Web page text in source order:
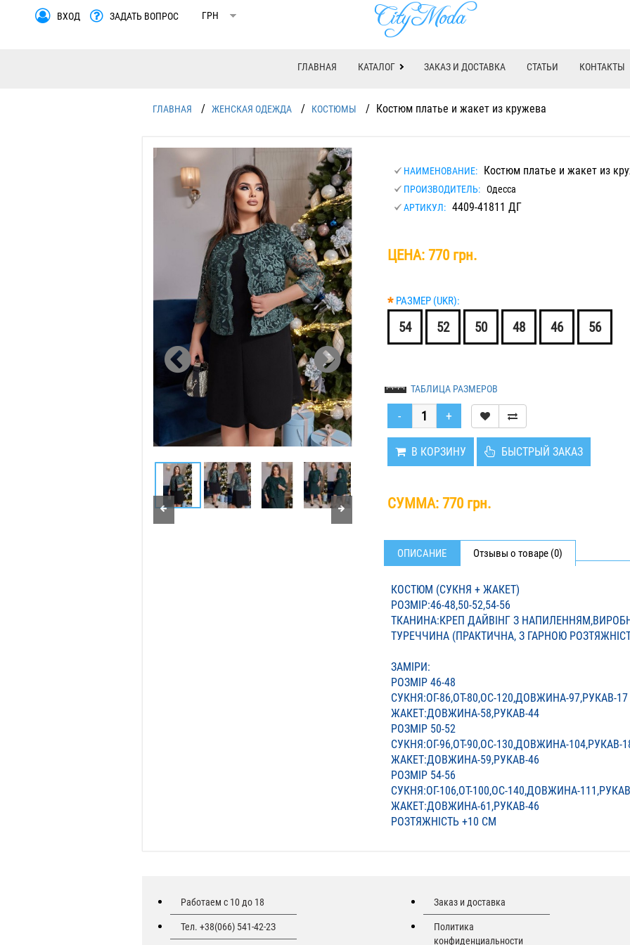
ВХОД ЗАДАТЬ ВОПРОС
ГЛАВНАЯ КАТАЛОГ ЗАКАЗ И ДОСТАВКА СТАТЬИ КОНТАКТЫ
ГЛАВНАЯ / ЖЕНСКАЯ ОДЕЖДА / КОСТЮМЫ / Костюм платье и жакет из кружева
НАИМЕНОВАНИЕ: Костюм платье и жакет из
ПРОИЗВОДИТЕЛЬ: Одесса
АРТИКУЛ: 4409-41811 ДГ
ЦЕНА: 770 грн.
* РАЗМЕР (UKR):
54 52 50 48 46 56
ТАБЛИЦА РАЗМЕРОВ
В КОРЗИНУ БЫСТРЫЙ ЗАКАЗ
СУММА: 770 грн.
ОПИСАНИЕ Отзывы о товаре (0)
КОСТЮМ (СУКНЯ + ЖАКЕТ)
РОЗМІР:46-48,50-52,54-56
ТКАНИНА:КРЕП ДАЙВІНГ З
ТУРЕЧЧИНА (ПРАКТИЧНА, З ГАРНОЮ
ЗАМІРИ:
РОЗМІР 46-48
СУКНЯ:ОГ-86,ОТ-80,ОС-120,ДОВЖИНА-97,РУКАВ-17
ЖАКЕТ:ДОВЖИНА-58,РУКАВ-44
РОЗМІР 50-52
СУКНЯ:ОГ-96,ОТ-90,ОС-130,ДОВЖИНА-104,РУКАВ-
ЖАКЕТ:ДОВЖИНА-59,РУКАВ-46
РОЗМІР 54-56
СУКНЯ:ОГ-106,ОТ-100,ОС-140,ДОВЖИНА-
ЖАКЕТ:ДОВЖИНА-61,РУКАВ-46
РОЗТЯЖНІСТЬ +10 СМ
Работаем с 10 до 18
Тел. +38(066) 541-42-2З
Заказ и доставка
Политика
конфиденциальности